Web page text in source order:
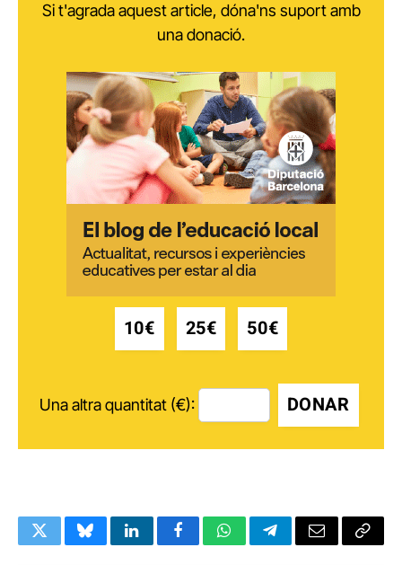
Si t'agrada aquest article, dóna'ns suport amb
una donació.
10€ 25€ 50€
Una altra quantitat (€): DONAR
TwitterBlueskyLinkedInFacebookWhatsAppTelegramEmail Copy